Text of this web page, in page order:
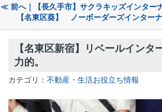
≪ 前へ｜【長久手市】サクラキッズインター
【名東区葵】 ノーボーダーズインター
【名東区新宿】リベールイン
力的。
カテゴリ： 不動産・生活お役立ち情報